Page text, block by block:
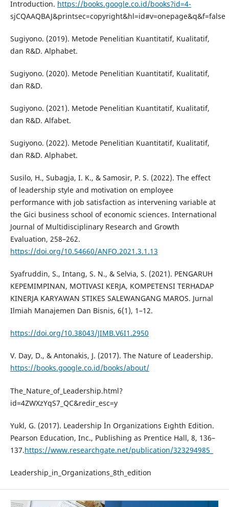
Introduction. https://books.google.co.id/books?id=4-
sjCQAAQBAJ&printsec=copyright&hl=id#v=onepage&q&f=false
Sugiyono. (2019). Metode Penelitian Kuantitatif, Kualitatif,
dan R&D. Alphabet.
Sugiyono. (2020). Metode Penelitian Kuantitatif, Kualitatif,
dan R&D.
Sugiyono. (2021). Metode Penelitian Kuantitatif, Kualitatif,
dan R&D. Alfabet.
Sugiyono. (2022). Metode Penelitian Kuantitatif, Kualitatif,
dan R&D. Alphabet.
Susilo, H., Subagja, I. K., & Samosir, P. S. (2022). The effect
of leadership style and motivation on employee
performance with job satisfaction as intervening variable at
the Gici business school of economic sciences. International
Journal of Multidisciplinary Research and Growth
Evaluation, 258–262.
https://doi.org/10.54660/ANFO.2021.3.1.13
Syafruddin, S., Intang, S. N., & Selvia, S. (2021). PENGARUH
KEPEMIMPINAN, MOTIVASI KERJA, KOMPETENSI TERHADAP
KINERJA KARYAWAN STIKES SALEWANGANG MAROS. Jurnal
Ilmiah Manajemen Dan Bisnis, 6(1), 1–12.
https://doi.org/10.38043/JIMB.V6I1.2950
V. Day, D., & Antonakis, J. (2017). The Nature of Leadership.
https://books.google.co.id/books/about/
The_Nature_of_Leadership.html?
id=4ZWXzYqS7_QC&redir_esc=y
Yukl, G. (2017). Leadership İn Organizations Eıghth Edition.
Pearson Education, Inc., Publishing as Prentice Hall, 8, 136–
137.https://www.researchgate.net/publication/323294985_
Leadership_in_Organizations_8th_edition